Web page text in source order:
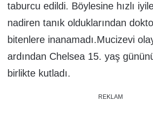
taburcu edildi. Böylesine hızlı
nadiren tanık olduklarından
bitenlere inanamadı.Mucizevi
ardından Chelsea 15. yaş
birlikte kutladı.
REKLAM